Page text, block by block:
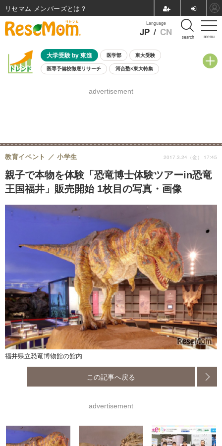
menu
Language
JP / CN search
大学受験 by 東進 医学部 東大受験
医専予備校徹底リサーチ 河合塾×東大特集
8月開催学校説明会・相談会
advertisement
親子で本物を体験「恐竜博士体験ツアーin恐竜
王国福井」販売開始 1枚目の写真・画像
教育イベント 小学生 2017.3.24（金） 17:45
福井県立恐竜博物館の館内
この記事へ戻る
advertisement
リセマム メンバーズ